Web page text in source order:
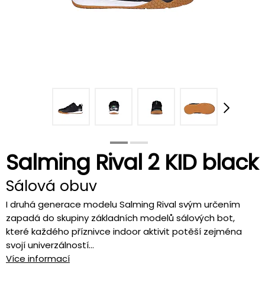
Salming Rival 2 KID black
Sálová obuv
I druhá generace modelu Salming Rival svým určením
zapadá do skupiny základních modelů sálových bot,
které každého příznivce indoor aktivit potěší zejména
svojí univerzálností...
Více informací